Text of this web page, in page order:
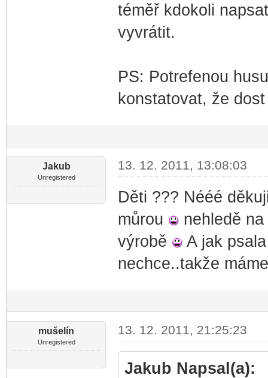
téměř kdokoli
vyvrátit.
PS: Potrefenou
konstatovat, že
Jakub
Unregistered
13. 12. 2011, 13:08:03
Děti ??? Nééé
můrou
nehledě na
výrobě
A jak
nechce..takže
mušelín
Unregistered
13. 12. 2011, 21:25:23
Jakub Napsal(a):